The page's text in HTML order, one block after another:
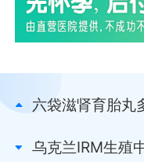
六袋滋肾育胎丸
乌克兰IRM生殖